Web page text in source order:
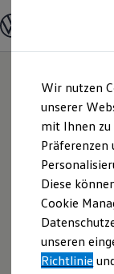
Hauptinhalt
springen
Footer
springen
Modelle und
Modelle
SUV und
Kombis
Schnell
Angebote
Aktuelle
E-Auto-
Wir nutzen
unserer
mit Ihnen
Diese
Cookie
unseren
Richtlinie